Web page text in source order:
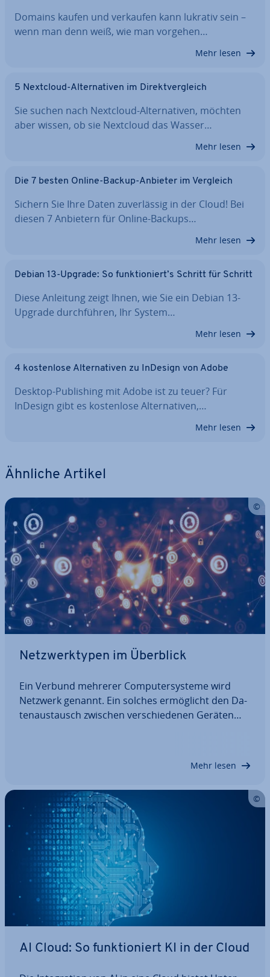
Domains kaufen und verkaufen kann lukrativ sein –
wenn man denn weiß, wie man vorgehen…
Mehr lesen
5 Nextcloud-Al­ter­na­ti­ven im Di­rekt­ver­gleich
Sie suchen nach Nextcloud-Al­ter­na­ti­ven, möchten
aber wissen, ob sie Nextcloud das Wasser…
Mehr lesen
Die 7 besten Online-Backup-Anbieter im Vergleich
Sichern Sie Ihre Daten zu­ver­läs­sig in der Cloud! Bei
diesen 7 Anbietern für Online-Backups…
Mehr lesen
Debian 13-Upgrade: So funk­tio­niert’s Schritt für Schritt
Diese Anleitung zeigt Ihnen, wie Sie ein Debian 13-
Upgrade durch­füh­ren, Ihr System…
Mehr lesen
4 kos­ten­lo­se Al­ter­na­ti­ven zu InDesign von Adobe
Desktop-Pu­bli­shing mit Adobe ist zu teuer? Für
InDesign gibt es kos­ten­lo­se Al­ter­na­ti­ven,…
Mehr lesen
Ähnliche Artikel
Netz­werk­ty­pen im Überblick
Ein Verbund mehrerer Com­pu­ter­sys­te­me wird
Netzwerk genannt. Ein solches er­mög­licht den Da­
ten­aus­tausch zwischen ver­schie­de­nen Geräten
Mehr lesen
AI Cloud: So funk­tio­niert KI in der Cloud